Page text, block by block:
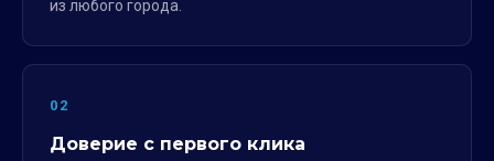
из любого города.
02
Доверие с первого клика